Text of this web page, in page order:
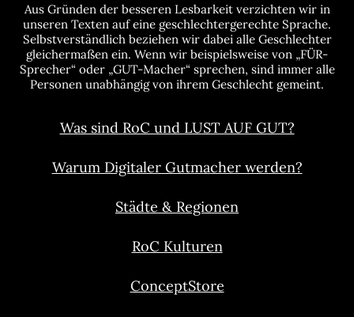
Aus Gründen der besseren Lesbarkeit verzichten wir in
unseren Texten auf eine geschlechtergerechte Sprache.
Selbstverständlich beziehen wir dabei alle Geschlechter
gleichermaßen ein. Wenn wir beispielsweise von „FÜR-
Sprecher“ oder „GUT-Macher“ sprechen, sind immer alle
Personen unabhängig von ihrem Geschlecht gemeint.
Was sind RoC und LUST AUF GUT?
Warum Digitaler Gutmacher werden?
Städte & Regionen
RoC Kulturen
ConceptStore